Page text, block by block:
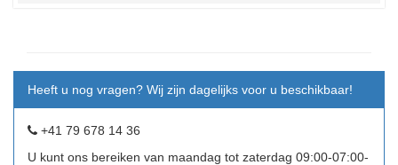
Heeft u nog vragen? Wij zijn dagelijks voor u beschikbaar!
+41 79 678 14 36
U kunt ons bereiken van maandag tot zaterdag 09:00-07:00-